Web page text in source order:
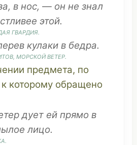
в нос, — он не знал
этой.
ГВАРДИЯ.
кулаки в бедра.
МОРСКОЙ ВЕТЕР.
предмета, по
к которому обращено
дует ей прямо в
лицо.
.